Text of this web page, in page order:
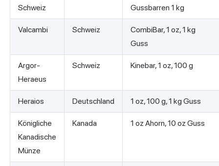
Schweiz
Gussbarren 1 kg
Valcambi Schweiz
CombiBar, 1 oz, 1 kg
Guss
Argor-
Heraeus
Schweiz Kinebar, 1 oz, 100 g
Heraios Deutschland 1 oz, 100 g, 1 kg Guss
Königliche
Kanadische
Münze
Kanada 1 oz Ahorn, 10 oz Guss